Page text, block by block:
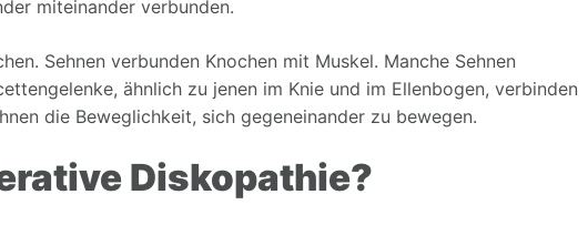
miteinander verbunden.
Sehnen verbunden Knochen mit Muskel. Manche Sehnen
ähnlich zu jenen im Knie und im Ellenbogen, verbinden
die Beweglichkeit, sich gegeneinander zu bewegen.
Diskopathie?